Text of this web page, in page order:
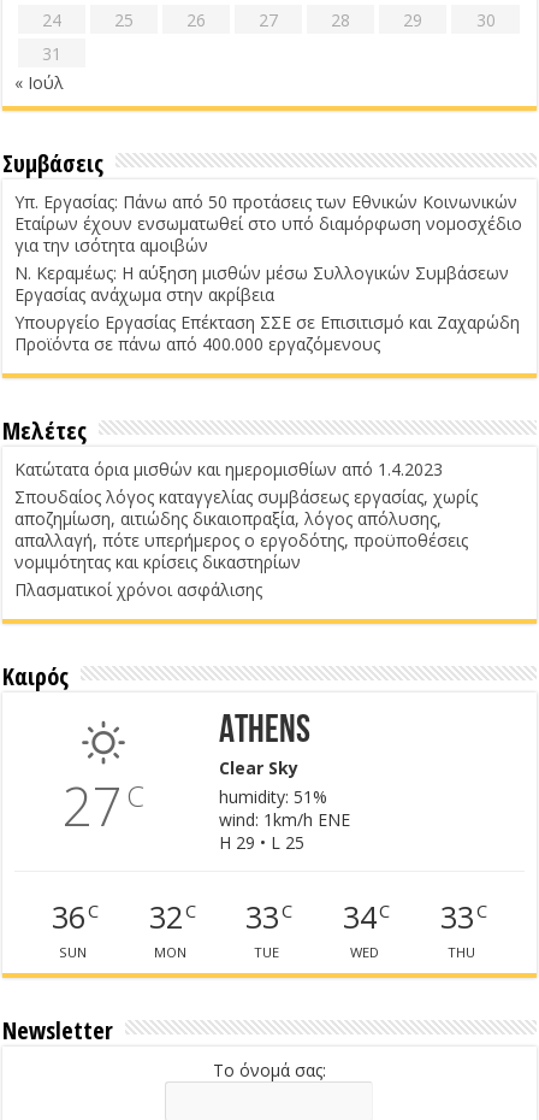
24
25 26 27 28 29
30
31
« Ιούλ
Συμβάσεις
Υπ. Εργασίας: Πάνω από 50 προτάσεις των Εθνικών Κοινωνικών
Εταίρων έχουν ενσωματωθεί στο υπό διαμόρφωση νομοσχέδιο
για την ισότητα αμοιβών
Ν. Κεραμέως: Η αύξηση μισθών μέσω Συλλογικών Συμβάσεων
Εργασίας ανάχωμα στην ακρίβεια
Υπουργείο Εργασίας Επέκταση ΣΣΕ σε Επισιτισμό και Ζαχαρώδη
Προϊόντα σε πάνω από 400.000 εργαζόμενους
Μελέτες
Κατώτατα όρια μισθών και ημερομισθίων από 1.4.2023
Σπουδαίος λόγος καταγγελίας συμβάσεως εργασίας, χωρίς
αποζημίωση, αιτιώδης δικαιοπραξία, λόγος απόλυσης,
απαλλαγή, πότε υπερήμερος ο εργοδότης, προϋποθέσεις
νομιμότητας και κρίσεις δικαστηρίων
Πλασματικοί χρόνοι ασφάλισης
Καιρός
27 C
Athens
Clear Sky
humidity: 51%
wind: 1km/h ENE
H 29 • L 25
36C
SUN
32C
MON
33C
TUE
34C
WED
33C
THU
Newsletter
Το όνομά σας: